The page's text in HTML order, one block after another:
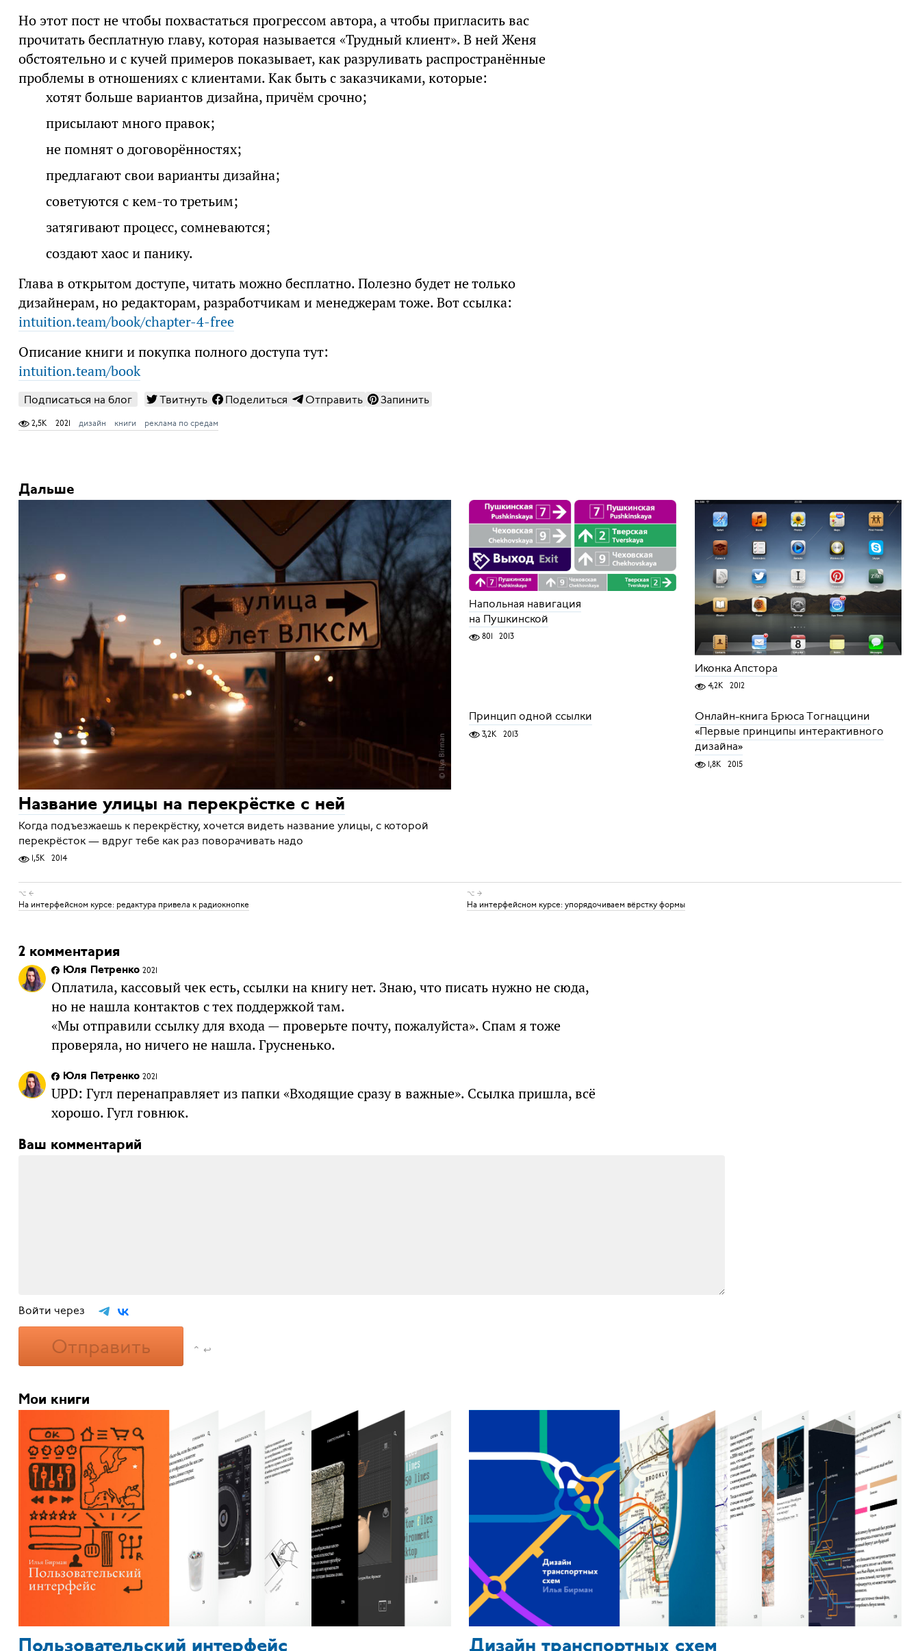
Но этот пост не чтобы похвастаться прогрессом автора, а чтобы пригласить вас
прочитать бесплатную главу, которая называется «Трудный клиент». В ней Женя
обстоятельно и с кучей примеров показывает, как разруливать распространённые
проблемы в отношениях с клиентами. Как быть с заказчиками, которые:
хотят больше вариантов дизайна, причём срочно;
присылают много правок;
не помнят о договорённостях;
предлагают свои варианты дизайна;
советуются с кем-то третьим;
затягивают процесс, сомневаются;
создают хаос и панику.
Глава в открытом доступе, читать можно бесплатно. Полезно будет не только
дизайнерам, но редакторам, разработчикам и менеджерам тоже. Вот ссылка:
intuition.team/book/chapter-4-free
Описание книги и покупка полного доступа тут:
intuition.team/book
Подписаться на блог Твитнуть Поделиться Отправить Запинить
2,5K 2021 дизайн книги реклама по средам
Дальше
Название улицы на перекрёстке с ней
Когда подъезжаешь к перекрёстку, хочется видеть название улицы, с которой
перекрёсток — вдруг тебе как раз поворачивать надо
1,5K 2014
Напольная навигация
на Пушкинской
801 2013
Иконка Апстора
4,2K 2012
Принцип одной ссылки
3,2K 2013
Онлайн-книга Брюса Тогнаццини
«Первые принципы интерактивного
дизайна»
1,8K 2015
⌥ ←
На интерфейсном курсе: редактура привела к радиокнопке
⌥ →
На интерфейсном курсе: упорядочиваем вёрстку формы
2 комментария
Юля Петренко 2021
Оплатила, кассовый чек есть, ссылки на книгу нет. Знаю, что писать нужно не сюда,
но не нашла контактов с тех поддержкой там.
«Мы отправили ссылку для входа — проверьте почту, пожалуйста». Спам я тоже
проверяла, но ничего не нашла. Грусненько.
Юля Петренко 2021
UPD: Гугл перенаправляет из папки «Входящие сразу в важные». Ссылка пришла, всё
хорошо. Гугл говнюк.
Ваш комментарий
Войти через
Отправить ⌃ ↩
Мои книги
Пользовательский интерфейс Дизайн транспортных схем